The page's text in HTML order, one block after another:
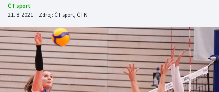
Atletika
Cyklistika
DALŠÍ SPORTY
Americký fotbal
NEPŘEHLÉDNĚTE
ČT sport
21. 8. 2021 | Zdroj: ČT sport, ČTK